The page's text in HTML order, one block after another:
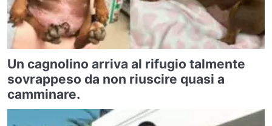
Un cagnolino arriva al rifugio talmente
sovrappeso da non riuscire quasi a
camminare.